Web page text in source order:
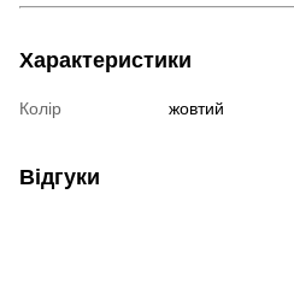
Характеристики
Колір жовтий
Відгуки